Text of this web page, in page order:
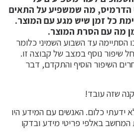
הדרמיס, מה שמשפיע על התאים
כל זמן שיש מגע עם המוצר.
מה עם הסרת המוצר.
הסתיימה עד השבוע השמיני כלומר
שיפור נוסף במצב של קבוצה זו.
השיפור הוסיף והתקדם, דבר
שזה עובד!
ידעתי כלום. האנשים עם המידע היו
המחשב באלפי פריטי מידע ובדקו